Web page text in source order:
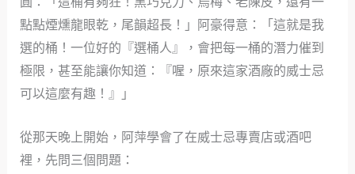
點點煙燻龍眼乾，尾韻超長！」阿豪得意：「這就是我
選的桶！一位好的『選桶人』，會把每一桶的潛力催到
極限，甚至能讓你知道：『喔，原來這家酒廠的威士忌
可以這麼有趣！』」
從那天晚上開始，阿萍學會了在威士忌專賣店或酒吧
裡，先問三個問題：